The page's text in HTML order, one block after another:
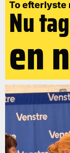
To efterlyste
Nu
en